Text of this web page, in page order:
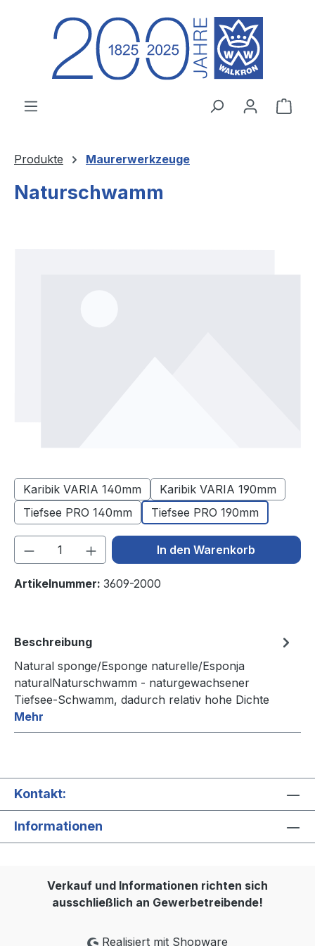
Zum Hauptinhalt springen
Produkte Maurerwerkzeuge
Naturschwamm
Karibik VARIA 140mm
Karibik VARIA 190mm
Tiefsee PRO 140mm
Tiefsee PRO 190mm
Produkt Anzahl: Gib denIn den Warenkorb
Artikelnummer: 3609-2000
Beschreibung
Natural sponge/Esponge naturelle/Esponja
naturalNaturschwamm - naturgewachsener
Tiefsee-Schwamm, dadurch relativ hohe Dichte
Mehr
Kontakt:
Informationen
Verkauf und Informationen richten sich
ausschließlich an Gewerbetreibende!
Realisiert mit Shopware